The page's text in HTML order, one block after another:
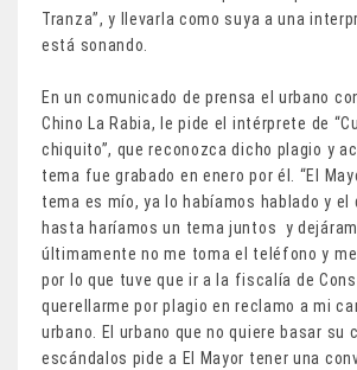
Tranza”, y llevarla como suya a una
está sonando.
En un comunicado de prensa el urbano
Chino La Rabia, le pide el intérprete de
chiquito”, que reconozca dicho plagio y
tema fue grabado en enero por él. “El
tema es mío, ya lo habíamos hablado y el
hasta haríamos un tema juntos y
últimamente no me toma el teléfono y
por lo que tuve que ir a la fiscalía de
querellarme por plagio en reclamo a mi
urbano. El urbano que no quiere basar su
escándalos pide a El Mayor tener una